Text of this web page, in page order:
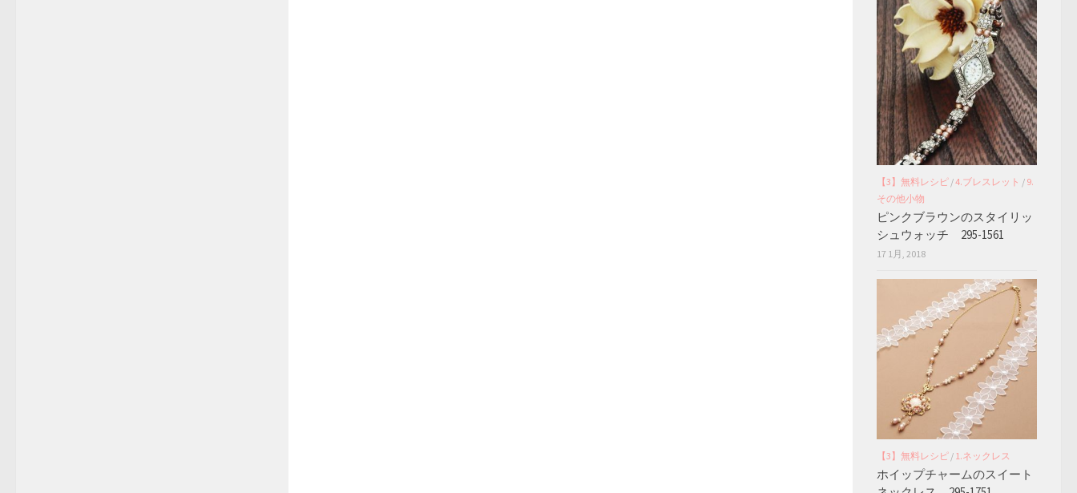
【3】無料レシピ /4.ブレスレット / 9.
その他小物
ピンクブラウンのスタイリッ
シュウォッチ 295-1561
17 1月, 2018
【3】無料レシピ / 1.ネックレス
ホイップチャームのスイート